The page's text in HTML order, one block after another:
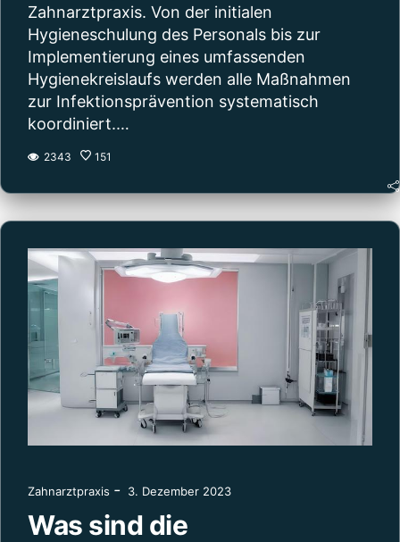
CONTINUE READING
CONTINUE READING
Zahnarztpraxis. Von der initialen
Hygieneschulung des Personals bis zur
Implementierung eines umfassenden
Hygienekreislaufs werden alle Maßnahmen
zur Infektionsprävention systematisch
koordiniert.…
2343 151
Zahnarztpraxis - 3. Dezember 2023
Was sind die